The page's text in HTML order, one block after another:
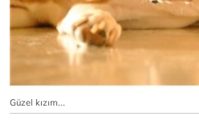
Güzel kızım...